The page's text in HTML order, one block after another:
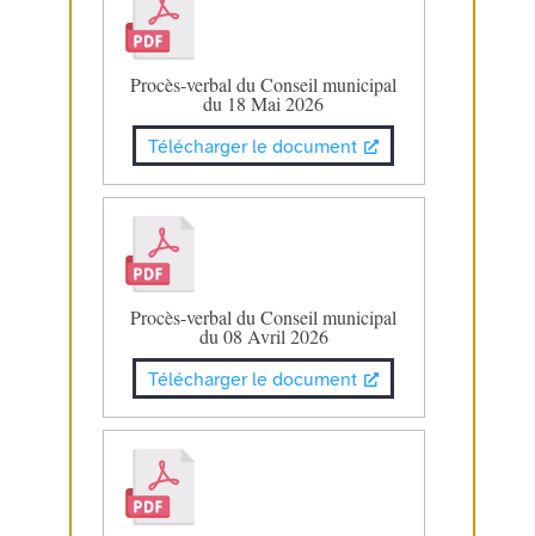
Procès-verbal du Conseil municipal
du 18 Mai 2026
Télécharger le document
Procès-verbal du Conseil municipal
du 08 Avril 2026
Télécharger le document